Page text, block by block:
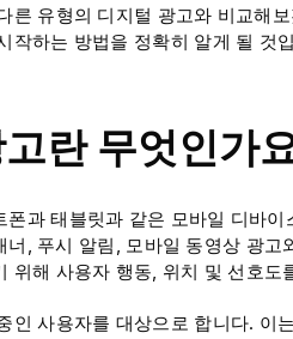
른 유형의 디지털 광고와 비교해
작하는 방법을 정확히 알게 될 것
란 무엇인가
폰과 태블릿과 같은 모바일 디바
너, 푸시 알림, 모바일 동영상 광
위해 사용자 행동, 위치 및 선호도
인 사용자를 대상으로 합니다. 이